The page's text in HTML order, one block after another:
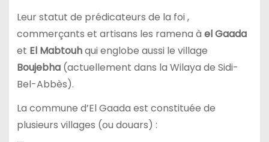
Leur statut de prédicateurs de la foi ,
commerçants et artisans les ramena à el Gaada
et El Mabtouhqui englobe aussi le village
Boujebha (actuellement dans la Wilaya de Sidi-
Bel-Abbès).
La commune d’El Gaada est constituée de
plusieurs villages (ou douars) :